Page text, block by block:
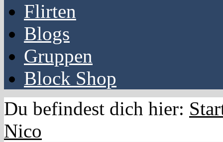
Flirten
Blogs
Gruppen
Block Shop
Du befindest dich hier:
Nico